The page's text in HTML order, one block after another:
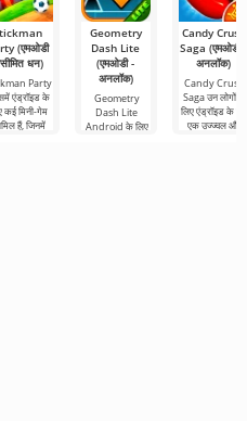
(एमओडी
धन)
Party
एंड्रॉइड के
कई मिनी-गेम
हैं, जिनमें
Geometry
Dash Lite
(एमओडी -
अनलॉक)
Geometry
Dash Lite
Android के लिए
Candy Crush
Saga (एमओडी -
अनलॉक)
Candy Crush
Saga उन लोगों के
लिए एंड्रॉइड के
एक उज्ज्वल और